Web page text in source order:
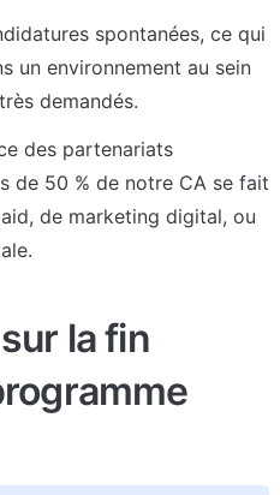
spontanées, ce qui
un environnement au sein
demandés.
des partenariats
de 50 % de notre CA se fait
de marketing digital, ou
la fin